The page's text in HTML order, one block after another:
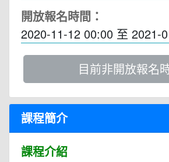
開放報名時間：
2020-11-12 00:00 至 2021-
目前非開放報名
課程簡介
課程介紹